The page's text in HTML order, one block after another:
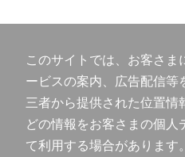
このサイトでは、お客さま
ービスの案内、広告配信等
三者から提供された位置情
どの情報をお客さまの個人
て利用する場合があります